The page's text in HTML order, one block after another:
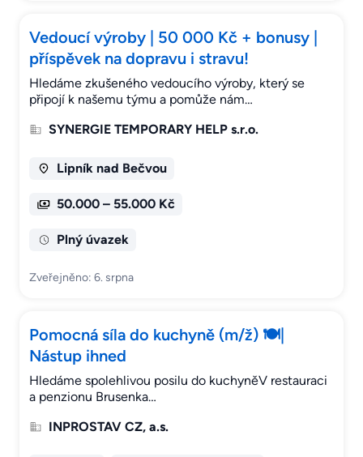
Vedoucí výroby | 50 000 Kč + bonusy |
příspěvek na dopravu i stravu!
Hledáme zkušeného vedoucího výroby, který se
připojí k našemu týmu a pomůže nám…
SYNERGIE TEMPORARY HELP s.r.o.
Lipník nad Bečvou
50.000 – 55.000 Kč
Plný úvazek
Zveřejněno: 6. srpna
Pomocná síla do kuchyně (m/ž) 🍽️|
Nástup ihned
Hledáme spolehlivou posilu do kuchyněV restauraci
a penzionu Brusenka…
INPROSTAV CZ, a.s.